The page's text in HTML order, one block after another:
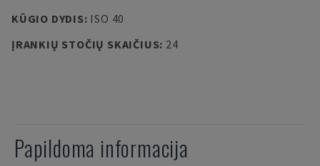
KŪGIO DYDIS: ISO 40
ĮRANKIŲ STOČIŲ SKAIČIUS: 24
Papildoma informacija